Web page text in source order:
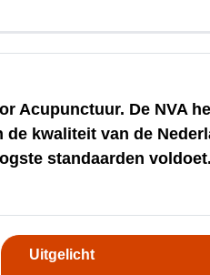
Acupunctuur. De NVA
kwaliteit van de
standaarden voldoet.
Uitgelicht